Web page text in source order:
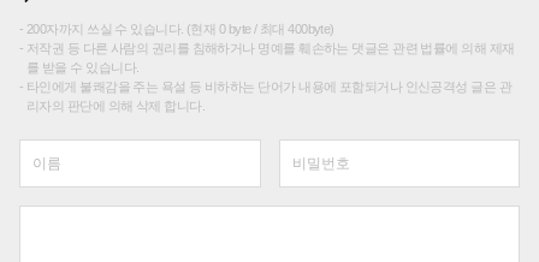
200자까지 쓰실 수 있습니다. (현재 0 byte / 최대 400byte)
저작권 등 다른 사람의 권리를 침해하거나 명예를 훼손하는 댓글은 관련 법률에 의해 제재
를 받을 수 있습니다.
타인에게 불쾌감을 주는 욕설 등 비하하는 단어가 내용에 포함되거나 인신공격성 글은 관
리자의 판단에 의해 삭제 합니다.